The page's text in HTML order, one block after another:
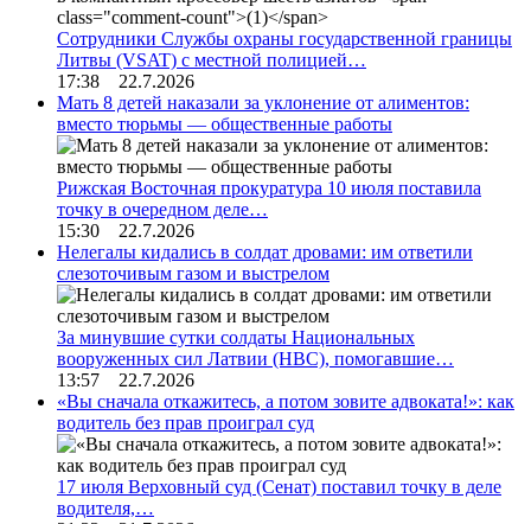
Сотрудники Службы охраны государственной границы
Литвы (VSAT) с местной полицией…
17:38 22.7.2026
Мать 8 детей наказали за уклонение от алиментов:
вместо тюрьмы — общественные работы
Рижская Восточная прокуратура 10 июля поставила
точку в очередном деле…
15:30 22.7.2026
Нелегалы кидались в солдат дровами: им ответили
слезоточивым газом и выстрелом
За минувшие сутки солдаты Национальных
вооруженных сил Латвии (НВС), помогавшие…
13:57 22.7.2026
«Вы сначала откажитесь, а потом зовите адвоката!»: как
водитель без прав проиграл суд
17 июля Верховный суд (Сенат) поставил точку в деле
водителя,…